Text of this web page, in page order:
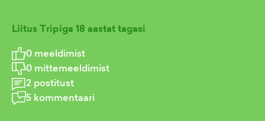
Liitus Tripiga 18 aastat tagasi
0 meeldimist
0 mittemeeldimist
2 postitust
5 kommentaari